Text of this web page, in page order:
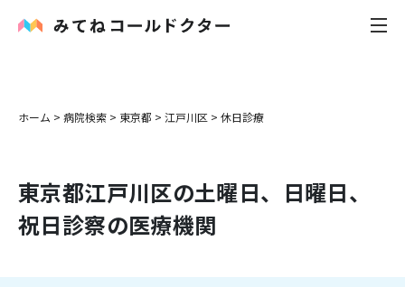
内科
花粉症
ホーム > 病院検索 > 東京都 > 江戸川区 > 休日診療
東京都江戸川区の土曜日、日曜日、
祝日診察の医療機関